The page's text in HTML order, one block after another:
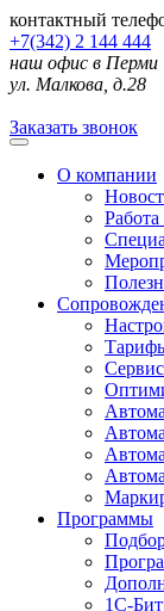
контактный
+7(342) 2 144 444
наш офис в Перми
ул. Малкова, д.28
Заказать звонок
О компании
Программы
1С-